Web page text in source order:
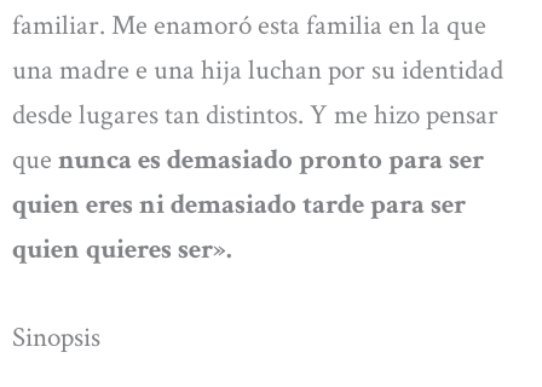
familiar. Me enamoró esta familia en la que
una madre e una hija luchan por su identidad
desde lugares tan distintos. Y me hizo pensar
que nunca es demasiado pronto para ser
quien eres ni demasiado tarde para ser
quien quieres ser».
Sinopsis